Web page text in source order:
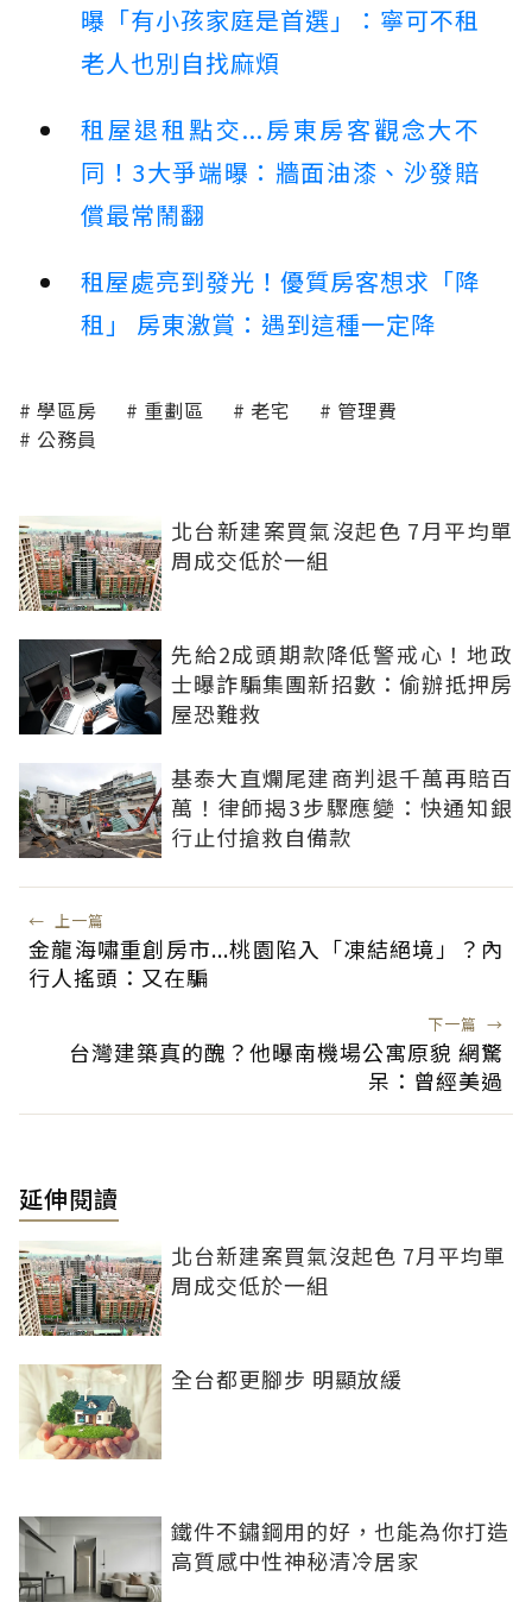
曝「有小孩家庭是首選」：寧可不租
老人也別自找麻煩
租屋退租點交...房東房客觀念大不
同！3大爭端曝：牆面油漆、沙發賠
償最常鬧翻
租屋處亮到發光！優質房客想求「降
租」 房東激賞：遇到這種一定降
學區房 重劃區 老宅
管理費
公務員
北台新建案買氣沒起色 7月平均單
周成交低於一組
先給2成頭期款降低警戒心！地政
士曝詐騙集團新招數：偷辦抵押房
屋恐難救
基泰大直爛尾建商判退千萬再賠百
萬！律師揭3步驟應變：快通知銀
行止付搶救自備款
← 上一篇
金龍海嘯重創房市...桃園陷入「凍結絕境」？內
行人搖頭：又在騙
下一篇 →
台灣建築真的醜？他曝南機場公寓原貌 網驚
呆：曾經美過
延伸閱讀
北台新建案買氣沒起色 7月平均單
周成交低於一組
全台都更腳步 明顯放緩
鐵件不鏽鋼用的好，也能為你打造
高質感中性神秘清冷居家